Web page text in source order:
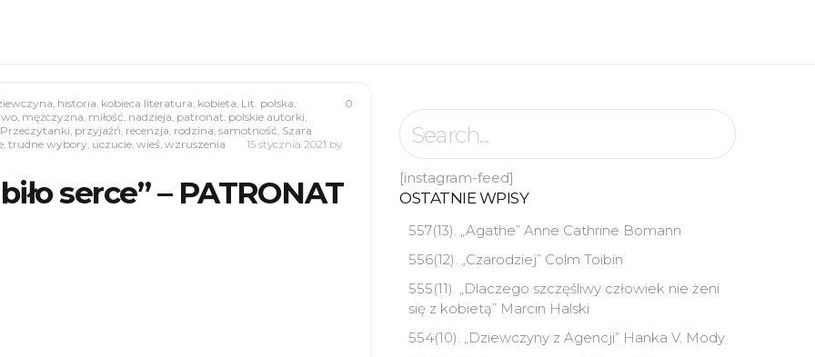
0
, historia, kobieca literatura, kobieta, Lit. polska,
, mężczyzna, miłość, nadzieja, patronat, polskie autorki,
Przeczytanki, przyjaźń, recenzja, rodzina, samotność, Szara
, trudne wybory, uczucie, wieś, wzruszenia 15 stycznia 2021 by
serce” – PATRONAT [instagram-feed]
OSTATNIE WPISY
557(13). „Agathe” Anne Cathrine Bomann
556(12). „Czarodziej” Colm Toibin
555(11). „Dlaczego szczęśliwy człowiek nie żeni
się z kobietą” Marcin Halski
554(10). „Dziewczyny z Agencji” Hanka V. Mody